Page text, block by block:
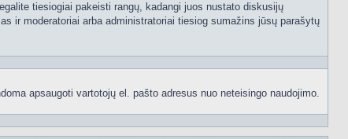
tiesiogiai pakeisti rangų, kadangi juos nustato diskusijų
ir moderatoriai arba administratoriai tiesiog sumažins jūsų parašytų
apsaugoti vartotojų el. pašto adresus nuo neteisingo naudojimo.